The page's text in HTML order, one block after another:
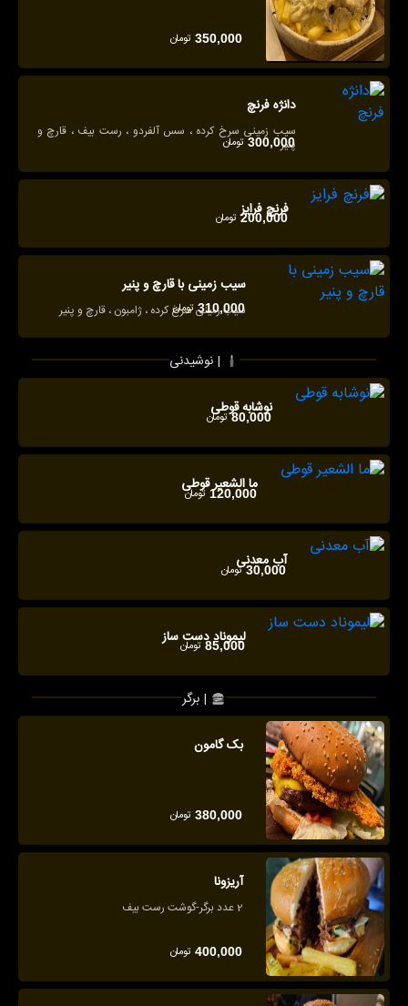
350,000 تومان
دانژه فرنچ
سیب زمینی سرخ کرده ، سس آلفردو ، رست بیف ، قارچ و
پنیر
300,000 تومان
فرنچ فرایز
200,000 تومان
سیب زمینی با قارچ و پنیر
سیب زمینی سرخ کرده ، ژامبون ، قارچ و پنیر
310,000 تومان
نوشیدنی |
نوشابه قوطی
80,000 تومان
ما الشعیر قوطی
120,000 تومان
آب معدنی
30,000 تومان
لیموناد دست ساز
85,000 تومان
برگر |
بک گامون
380,000 تومان
آریزونا
2 عدد برگر-گوشت رست بیف
400,000 تومان